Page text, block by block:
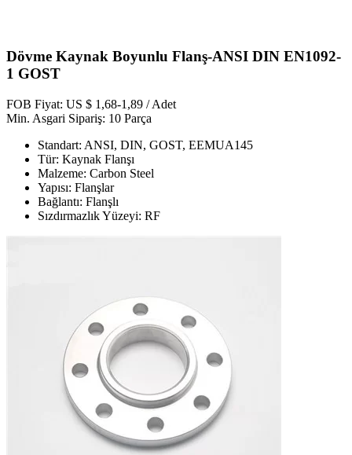
Dövme Kaynak Boyunlu Flanş-ANSI DIN EN1092-
1 GOST
FOB Fiyat: US $ 1,68-1,89 / Adet
Min. Asgari Sipariş: 10 Parça
Standart: ANSI, DIN, GOST, EEMUA145
Tür: Kaynak Flanşı
Malzeme: Carbon Steel
Yapısı: Flanşlar
Bağlantı: Flanşlı
Sızdırmazlık Yüzeyi: RF